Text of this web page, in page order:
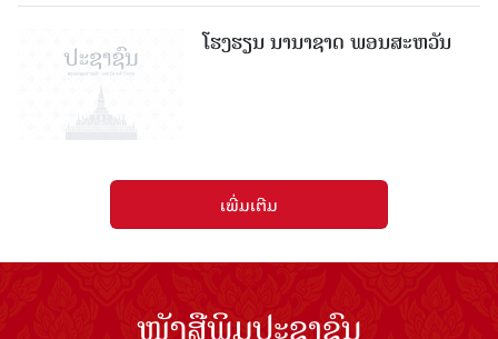
ໂຮງຮຽນ ນານາຊາດ ພອນສະຫວັນ
ເພີ່ມເຕີມ
ໜັງສືພິມປະຊາຊົນ